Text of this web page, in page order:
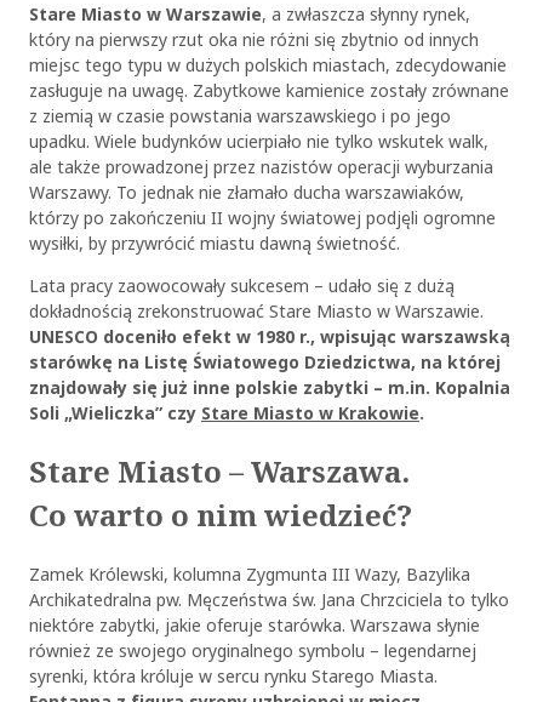
Stare Miasto w Warszawie, a zwłaszcza słynny rynek,
który na pierwszy rzut oka nie różni się zbytnio od innych
miejsc tego typu w dużych polskich miastach, zdecydowanie
zasługuje na uwagę. Zabytkowe kamienice zostały zrównane
z ziemią w czasie powstania warszawskiego i po jego
upadku. Wiele budynków ucierpiało nie tylko wskutek walk,
ale także prowadzonej przez nazistów operacji wyburzania
Warszawy. To jednak nie złamało ducha warszawiaków,
którzy po zakończeniu II wojny światowej podjęli ogromne
wysiłki, by przywrócić miastu dawną świetność.
Lata pracy zaowocowały sukcesem – udało się z dużą
dokładnością zrekonstruować Stare Miasto w Warszawie.
UNESCO doceniło efekt w 1980 r., wpisując warszawską
starówkę na Listę Światowego Dziedzictwa, na której
znajdowały się już inne polskie zabytki – m.in. Kopalnia
Soli „Wieliczka” czy Stare Miasto w Krakowie.
Stare Miasto – Warszawa.
Co warto o nim wiedzieć?
Zamek Królewski, kolumna Zygmunta III Wazy, Bazylika
Archikatedralna pw. Męczeństwa św. Jana Chrzciciela to tylko
niektóre zabytki, jakie oferuje starówka. Warszawa słynie
również ze swojego oryginalnego symbolu – legendarnej
syrenki, która króluje w sercu rynku Starego Miasta.